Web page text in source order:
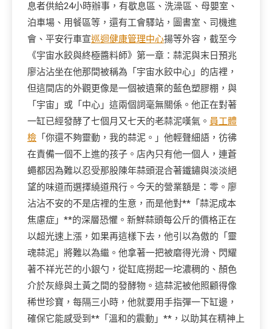
息者供給24小時辦事，有歇息區、洗澡區、母嬰室、
泊車場、用餐區等，還有工會驛站，圖書室、司機進
會、平安行車宣巡迴健康管理中心揚等外容，截至今
《宇宙水餃與終極醬料師》第一章：蒜泥與末日預兆
廖沾沾坐在他那間被稱為「宇宙水餃中心」的店裡，
但這間店的外觀更像是一個被遺棄的藍色塑膠棚，與
「宇宙」或「中心」這兩個詞毫無關係。他正在對著
一缸已經發酵了七個月又七天的老蒜泥嘆氣。 員工體
檢 「你還不夠靈動，我的蒜泥。」他輕聲細語，彷彿
在責備一個不上進的孩子。店內只有他一個人，連蒼
蠅都因為難以忍受那股陳年蒜頭混合著鐵鏽與淡淡絕
望的味道而選擇繞道飛行。今天的營業額是：零。廖
沾沾不安的不是店裡的生意，而是他對**「蒜泥成本
焦慮症」**的深層恐懼。新鮮蒜頭每公斤的價格正在
以超光速上漲，如果再這樣下去，他引以為傲的「靈
魂蒜泥」將難以為繼。他拿著一把被磨得光滑、閃耀
著不祥光芒的小銀勺，從缸底撈起一坨濃稠的、顏色
介於灰綠與土黃之間的發酵物。這蒜泥被他照顧得像
稀世珍寶，每隔三小時，他就要用手指彈一下缸邊，
確保它能感受到**「溫和的震動」**，以助其在精神上